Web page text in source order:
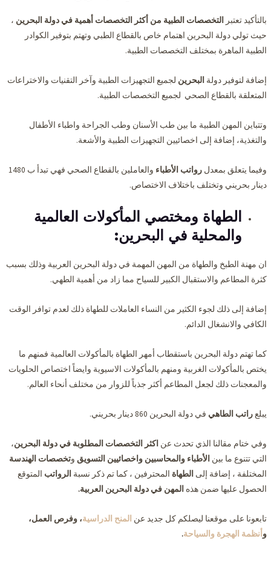
بالتأكيد تعتبر التخصصات الطبية من أكثر التخصصات أهمية في دولة البحرين ،
حيث تولي دولة البحرين اهتمام خاص بالقطاع الطبي وتهتم بتوفير الكوادر
الطبية الماهرة بمختلف التخصصات الطبية.
إضافة لتوفير دولة البحرين لجميع التجهيزات الطبية وآخر التقنيات والاختراعات
المتعلقة بالقطاع الصحي لجميع التخصصات الطبية.
وتتباين المهن الطبية ما بين طب الأسنان وطب الجراحة واطباء الأطفال
والتغذية، إضافة إلى اخصائيين التجهيزات الطبية والأشعة.
وفيما يتعلق بمعدلرواتب الأطباء
والعاملين بالقطاع الصحي فهي تبدأ ب 1480
دينار بحريني وتختلف باختلاف الاختصاص.
الطهاة ومختصي المأكولات العالمية
والمحلية في البحرين:
ان مهنة الطبخ والطهاة من المهن المهمة في دولة البحرين العربية وذلك بسبب
كثرة المطاعم والاستقبال الكبير للسياح مما زاد من أهمية الطهي.
إضافة إلى ذلك لجوء الكثير من النساء العاملات للطهاة ذلك لعدم توافر الوقت
الكافي والانشغال الدائم.
كما تهتم دولة البحرين باستقطاب أمهر الطهاة بالمأكولات العالمية فمنهم ما
يختص بالمأكولات الغربية ومنهم بالمأكولات الاسيوية وايضاً اختصاص الحلويات
والمعجنات ذلك لجعل المطاعم أكثر جذباً للزوار من مختلف أنحاء العالم.
يبلعراتب الطاهي في دولة البحرين 860 دينار بحريني.
وفي ختام مقالنا الذي تحدث عن اكثر التخصصات المطلوبة في دولة البحرين،
التي تتنوع ما بين الأطباء والمحاسبين واخصائيين التسويق وتخصصات الهندسة
المختلفة ، إضافة إلى الطهاة المحترفين ، كما تم ذكر نسبة الرواتب المتوقع
الحصول عليها ضمن هذه المهن في دولة البحرين العربية.
تابعونا على موقعنا ليصلكم كل جديد عن المنح الدراسية، وفرص العمل،
و أنظمة الهجرة والسياحة.